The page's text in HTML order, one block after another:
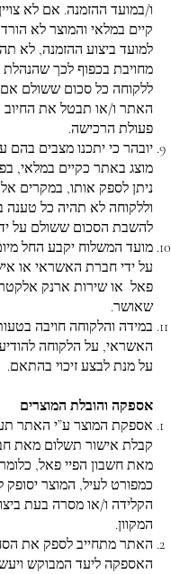
ו/במועד ההזמנה. אם לא
קיים במלאי והמוצר לא
למועד ביצוע ההזמנה, לא
מחויבת בכפוף לכך
ללקוחה כל סכום ששולם
האתר ו/או תבטל את החיוב
פעולת הרכישה.
יובהר כי יתכנו מצבים
מוצג באתר כקיים במלאי,
ניתן לספק אותו, במקרים
וללקוחה לא תהיה כל טענה
להשבת הסכום ששולם על
מועד המשלוח יקבע החל
על ידי חברת האשראי או
פאל או שירות ארנק
שאושר.
במידה והלקוחה חויבה
האשראי, על הלקוחה
על מנת לבצע זיכוי בהתאם.
אספקה והובלת המוצרים
אספקת המוצר ע”י האתר
קבלת אישור תשלום מאת
מאת חשבון הפיי פאל,
כמפורט לעיל, המוצר
הקלידה ו/או מסרה בעת
המקוון.
האתר מתחייב לספק את
האספקה ליעד המבוקש